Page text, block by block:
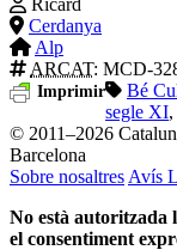
Cerdanya
Alp
ARCAT: MCD-
Imprimir Bé
segle XI,
© 2011–2026
Barcelona
Sobre nosaltres Avís
No està autoritzada
el consentiment